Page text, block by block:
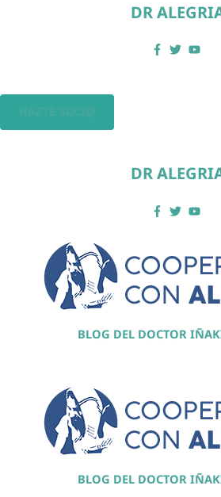
DR
DR
BLOG DEL DOCTOR
BLOG DEL DOCTOR